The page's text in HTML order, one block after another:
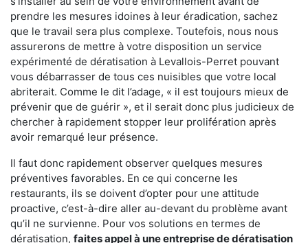
prendre les mesures idoines à leur éradication, sachez
que le travail sera plus complexe. Toutefois, nous nous
assurerons de mettre à votre disposition un service
expérimenté de dératisation à Levallois-Perret pouvant
vous débarrasser de tous ces nuisibles que votre local
abriterait. Comme le dit l’adage, « il est toujours mieux de
prévenir que de guérir », et il serait donc plus judicieux de
chercher à rapidement stopper leur prolifération après
avoir remarqué leur présence.
Il faut donc rapidement observer quelques mesures
préventives favorables. En ce qui concerne les
restaurants, ils se doivent d’opter pour une attitude
proactive, c’est-à-dire aller au-devant du problème avant
qu’il ne survienne. Pour vos solutions en termes de
dératisation, faites appel à une entreprise de dératisation